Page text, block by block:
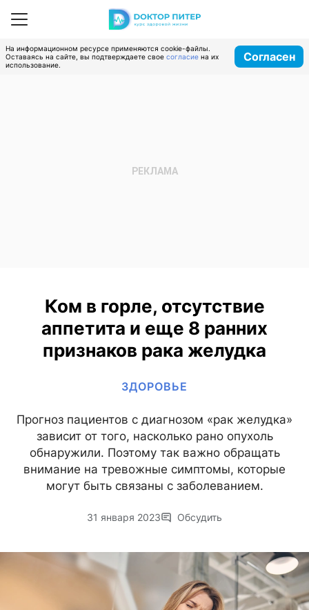
На информационном ресурсе применяются cookie-файлы.
Оставаясь на сайте, вы подтверждаете свое согласие на их
использование.
Согласен
Ком в горле, отсутствие
аппетита и еще 8 ранних
признаков рака желудка
ЗДОРОВЬЕ
Прогноз пациентов с диагнозом «рак желудка»
зависит от того, насколько рано опухоль
обнаружили. Поэтому так важно обращать
внимание на тревожные симптомы, которые
могут быть связаны с заболеванием.
31 января 2023 Обсудить